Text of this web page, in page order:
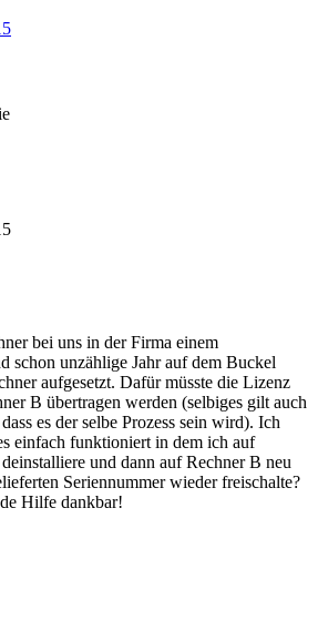
bei uns in der Firma einem
schon unzählige Jahr auf dem Buckel
aufgesetzt. Dafür müsste die Lizenz
B übertragen werden (selbiges gilt auch
es der selbe Prozess sein wird). Ich
einfach funktioniert in dem ich auf
und dann auf Rechner B neu
Seriennummer wieder freischalte?
Hilfe dankbar!